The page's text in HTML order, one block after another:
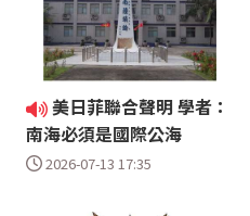
美日菲聯合聲明 學者：
南海必須是國際公海
2026-07-13 17:35